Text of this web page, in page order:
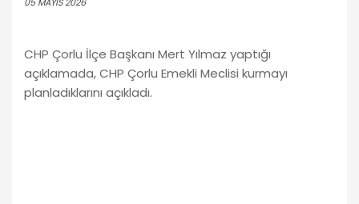
CHP Çorlu İlçe Başkanı Mert Yılmaz yaptığı
açıklamada, CHP Çorlu Emekli Meclisi kurmayı
planladıklarını açıkladı.